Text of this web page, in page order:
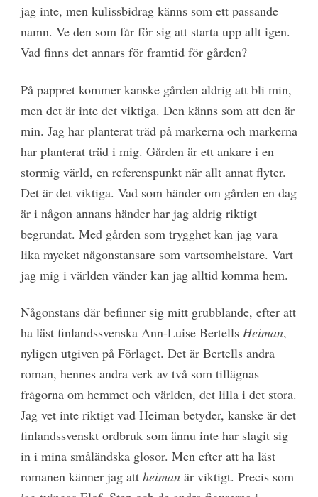
jag inte, men kulissbidrag känns som ett passande
namn. Ve den som får för sig att starta upp allt igen.
Vad finns det annars för framtid för gården?
På pappret kommer kanske gården aldrig att bli min,
men det är inte det viktiga. Den känns som att den är
min. Jag har planterat träd på markerna och markerna
har planterat träd i mig. Gården är ett ankare i en
stormig värld, en referenspunkt när allt annat flyter.
Det är det viktiga. Vad som händer om gården en dag
är i någon annans händer har jag aldrig riktigt
begrundat. Med gården som trygghet kan jag vara
lika mycket någonstansare som vartsomhelstare. Vart
jag mig i världen vänder kan jag alltid komma hem.
Någonstans där befinner sig mitt grubblande, efter att
ha läst finlandssvenska Ann-Luise Bertells Heiman,
nyligen utgiven på Förlaget. Det är Bertells andra
roman, hennes andra verk av två som tillägnas
frågorna om hemmet och världen, det lilla i det stora.
Jag vet inte riktigt vad Heiman betyder, kanske är det
finlandssvenskt ordbruk som ännu inte har slagit sig
in i mina småländska glosor. Men efter att ha läst
romanen känner jag att heiman är viktigt. Precis som